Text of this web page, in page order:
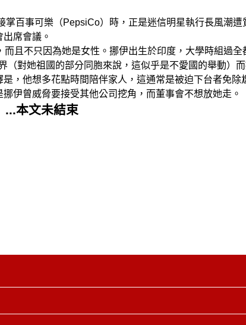
百事可樂（PepsiCo）時，正是迷信明星執行長風潮
席會議。
且不只因為她是女性。挪伊出生於印度，大學時組過
對她祖國的部分同胞來說，這似乎是不愛國的舉動）而
，他想多花點時間陪伴家人，這通常是被迫下台者免
伊曾威脅要接受其他公司挖角，而董事會不想放她走。
...本文未結束